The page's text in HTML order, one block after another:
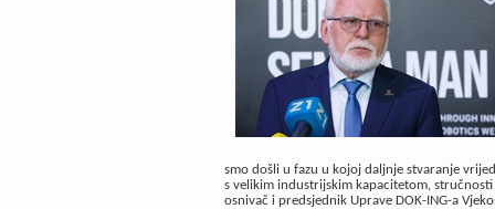
smo došli u fazu u kojoj daljnje stvaranje
s velikim industrijskim kapacitetom,
osnivač i predsjednik Uprave DOK-ING-a